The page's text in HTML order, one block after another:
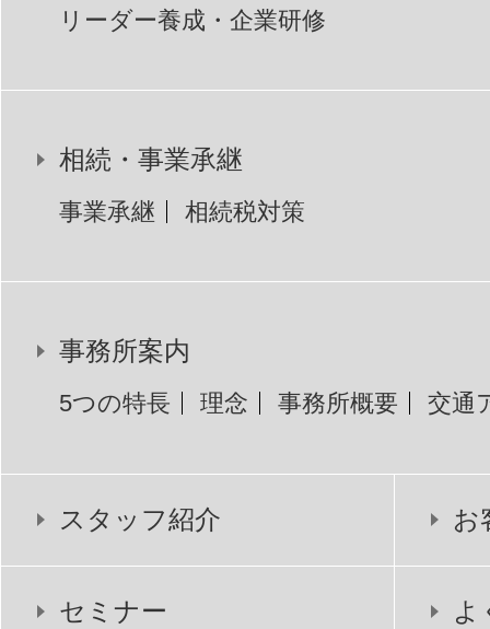
リーダー養成・企業研修
相続・事業承継
事業承継 相続税対策
事務所案内
5つの特長 理念 事務所概要 交通
スタッフ紹介 お
セミナー よ